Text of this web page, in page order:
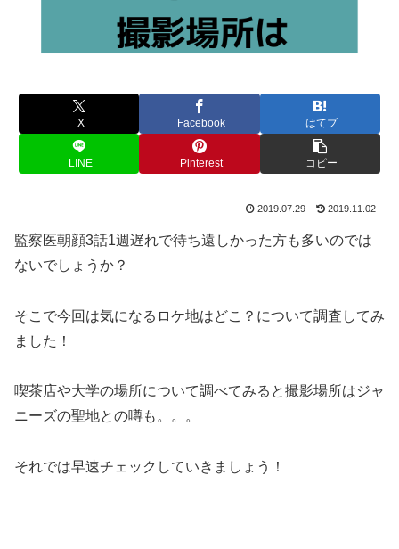
X Facebook はてブ
LINE Pinterest コピー
2019.07.29 2019.11.02
監察医朝顔3話1週遅れで待ち遠しかった方も多いのでは
ないでしょうか？
そこで今回は気になるロケ地はどこ？について調査してみ
ました！
喫茶店や大学の場所について調べてみると撮影場所はジャ
ニーズの聖地との噂も。。。
それでは早速チェックしていきましょう！